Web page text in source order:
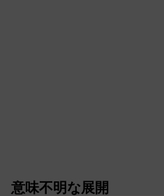
意味不明な展開